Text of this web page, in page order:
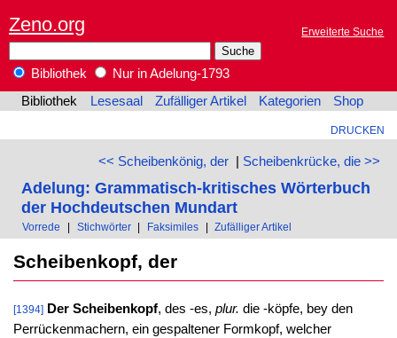
Zeno.org Erweiterte Suche
Bibliothek
Nur in Adelung-1793
Bibliothek
Lesesaal Zufälliger Artikel Kategorien Shop
DRUCKEN
<< Scheibenkönig, der| Scheibenkrücke, die >>
Adelung: Grammatisch-kritisches Wörterbuch
der Hochdeutschen Mundart
Vorrede | Stichwörter | Faksimiles | Zufälliger Artikel
Scheibenkopf, der
[1394] Der Scheibenkopf, des -es, plur. die -köpfe, bey den
Perrückenmachern, ein gespaltener Formkopf, welcher